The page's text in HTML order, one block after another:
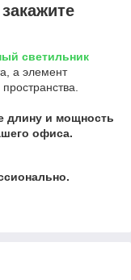
светильник
а элемент
длину и мощность
офиса.